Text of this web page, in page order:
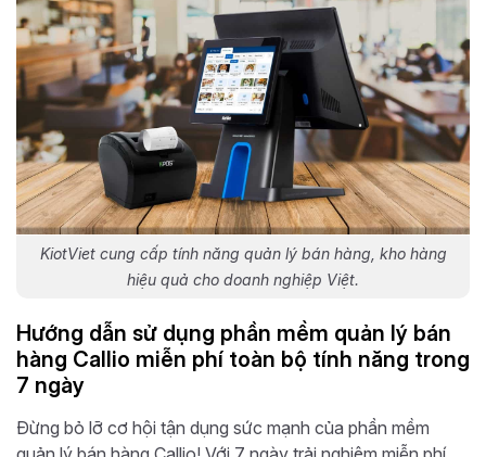
KiotViet cung cấp tính năng quản lý bán hàng, kho hàng
hiệu quả cho doanh nghiệp Việt.
Hướng dẫn sử dụng phần mềm quản lý bán
hàng Callio miễn phí toàn bộ tính năng trong
7 ngày
Đừng bỏ lỡ cơ hội tận dụng sức mạnh của phần mềm